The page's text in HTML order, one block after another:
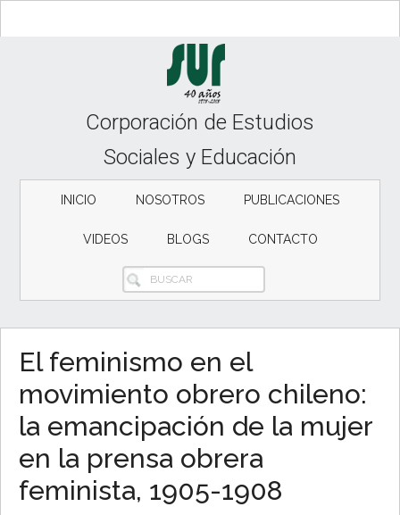
to
to
Corporación de Estudios
Sociales y Educación
INICIO NOSOTROS PUBLICACIONES
VIDEOS BLOGS CONTACTO
BUSCAR
El feminismo en el
movimiento obrero chileno:
la emancipación de la mujer
en la prensa obrera
feminista, 1905-1908